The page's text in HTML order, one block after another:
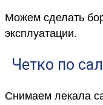
Можем сделать
эксплуатации.
Четко по
Снимаем лекала